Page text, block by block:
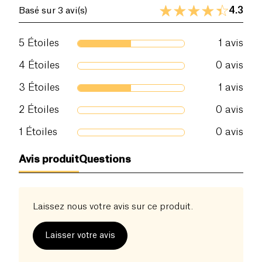
Basé sur 3 avi(s) 4.3
5 Étoiles 1 avis
4 Étoiles 0 avis
3 Étoiles 1 avis
2 Étoiles 0 avis
1 Étoiles 0 avis
Avis produitQuestions
Laissez nous votre avis sur ce produit.
Laisser votre avis